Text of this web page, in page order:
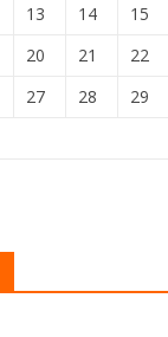
13 14 15
20 21 22
27 28 29